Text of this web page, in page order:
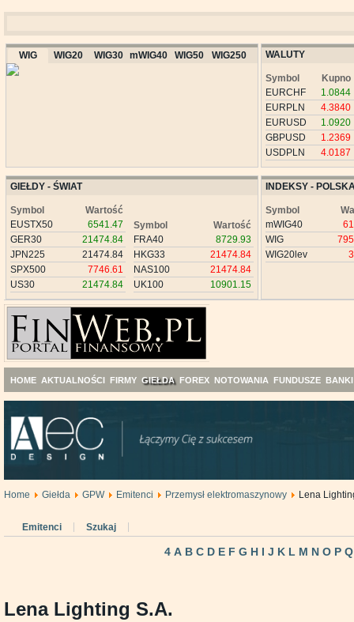
WIG WIG20 WIG30 mWIG40 WIG50 WIG250 WALUTY
Symbol
Kupno
EURCHF
1.0844
EURPLN
4.3840
EURUSD
1.0920
GBPUSD
1.2369
USDPLN
4.0187
GIEŁDY - ŚWIAT
Symbol
Wartość
EUSTX50
6541.47
GER30
21474.84
JPN225
21474.84
SPX500
7746.61
US30
21474.84
Symbol
Wartość
FRA40
8729.93
HKG33
21474.84
NAS100
21474.84
UK100
10901.15
INDEKSY -
Symbol
mWIG40
WIG
WIG20lev
HOME AKTUALNOŚCI FIRMY GIEŁDA FOREX NOTOWANIA FUNDUSZE BANKI
Home Giełda GPW Emitenci Przemysł elektromaszynowy Lena
Emitenci Szukaj
4 A B C D E F G H I J K L M N O P Q
Lena Lighting S.A.